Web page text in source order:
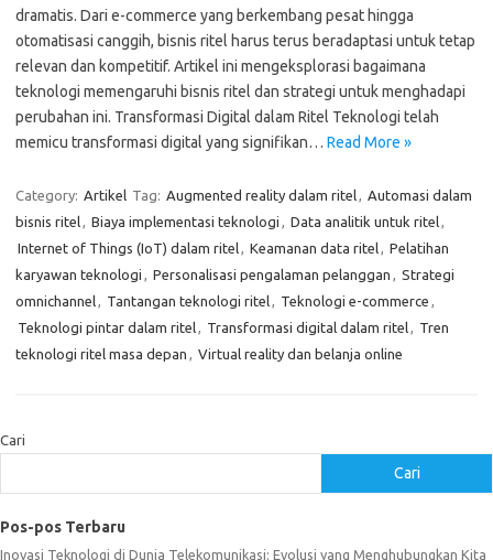
dramatis. Dari e-commerce yang berkembang pesat hingga
otomatisasi canggih, bisnis ritel harus terus beradaptasi untuk tetap
relevan dan kompetitif. Artikel ini mengeksplorasi bagaimana
teknologi memengaruhi bisnis ritel dan strategi untuk menghadapi
perubahan ini. Transformasi Digital dalam Ritel Teknologi telah
memicu transformasi digital yang signifikan… Read More »
Category: Artikel Tag: Augmented reality dalam ritel, Automasi dalam
bisnis ritel, Biaya implementasi teknologi , Data analitik untuk ritel,
Internet of Things (IoT) dalam ritel, Keamanan data ritel, Pelatihan
karyawan teknologi , Personalisasi pengalaman pelanggan , Strategi
omnichannel, Tantangan teknologi ritel, Teknologi e-commerce ,
Teknologi pintar dalam ritel, Transformasi digital dalam ritel, Tren
teknologi ritel masa depan , Virtual reality dan belanja online
Cari
Cari
Pos-pos Terbaru
Inovasi Teknologi di Dunia Telekomunikasi: Evolusi yang Menghubungkan Kita